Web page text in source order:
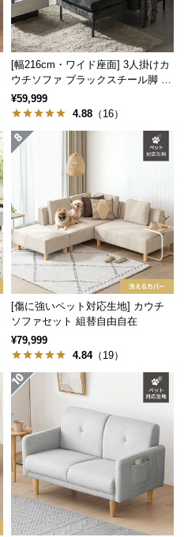
[幅216cm・ワイド座面] 3人掛けカ
ウチソファ ブラックスチール脚 L
字 ホテルライク 高級感
¥59,999
4.88 （16）
[傷に強いペット対応生地] カウチ
ソファセット 組替自由自在
¥79,999
4.84（19）